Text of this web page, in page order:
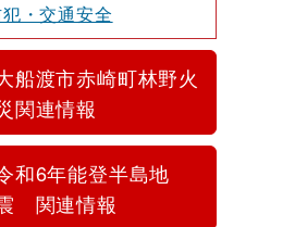
・交通安全
船渡市赤崎町林野火
関連情報
和6年能登半島地
関連情報